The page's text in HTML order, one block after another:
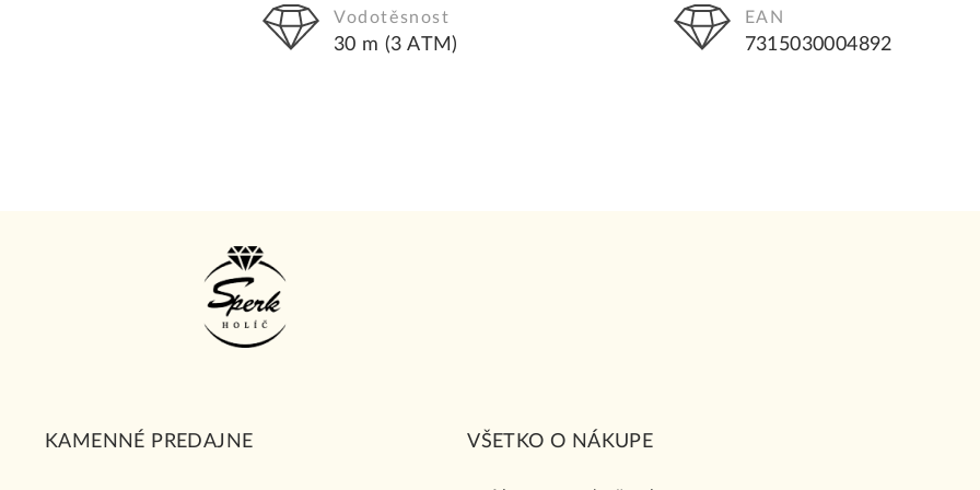
Vodotěsnost
30 m (3 ATM)
EAN
7315030004892
KAMENNÉ PREDAJNE VŠETKO O NÁKUPE